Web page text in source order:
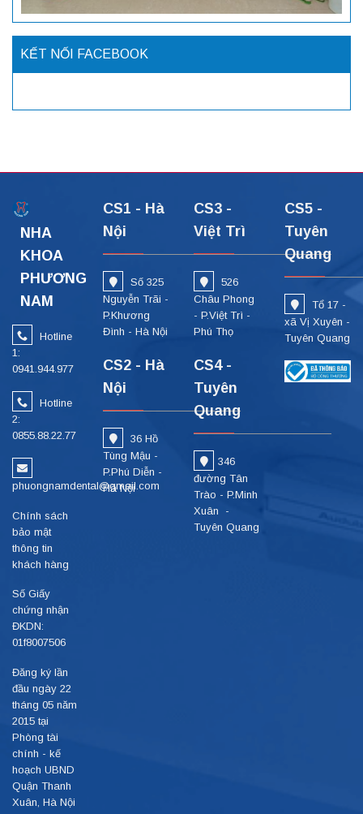
KẾT NỐI FACEBOOK
NHA
KHOA
PHƯƠNG
NAM
Hotline
1:
0941.944.977
Hotline
2:
0855.88.22.77
phuongnamdental@gmail.com
Chính sách
bảo mật
thông tin
khách hàng
Số Giấy
chứng nhận
ĐKDN:
01f8007506
Đăng ký lần
đầu ngày 22
tháng 05 năm
2015 tại
Phòng tài
chính - kế
hoạch UBND
Quận Thanh
Xuân, Hà Nội
CS1 - Hà
Nội
Số 325
Nguyễn Trãi -
P.Khương
Đình - Hà Nội
CS2 - Hà
Nội
36 Hồ
Tùng Mậu -
P.Phú Diễn -
Hà Nội
CS3 -
Việt Trì
526
Châu Phong
- P.Việt Trì -
Phú Thọ
CS4 -
Tuyên
Quang
346
đường Tân
Trào - P.Minh
Xuân -
Tuyên Quang
CS5 -
Tuyên
Quang
Tổ 17 -
xã Vị Xuyên -
Tuyên Quang